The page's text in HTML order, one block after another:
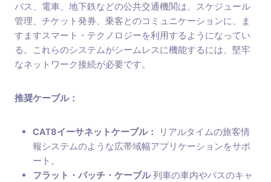
バス、電車、地下鉄などの公共交通機関は、スケジュール
管理、チケット発券、乗客とのコミュニケーションに、ま
すますスマート・テクノロジーを利用するようになってい
る。これらのシステムがシームレスに機能するには、堅牢
なネットワーク接続が必要です。
推奨ケーブル：
CAT8イーサネットケーブル：
リアルタイムの旅客情
報システムのような広帯域幅アプリケーションをサポ
ート。
フラット・パッチ・ケーブル列車の車内やバスのキャ